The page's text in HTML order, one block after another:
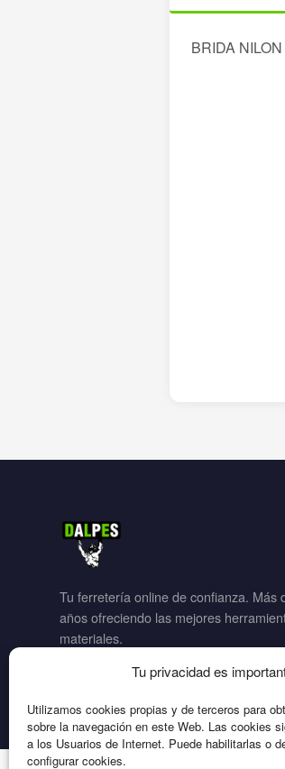
Tu privacidad es
Utilizamos cookies propias y de terceros para
sobre la navegación en este Web. Las cookies
a los Usuarios de Internet. Puede habilitarlas o
configurar cookies.
BRIDA
Tu ferretería online de confianza. Más
años ofreciendo las mejores
materiales.